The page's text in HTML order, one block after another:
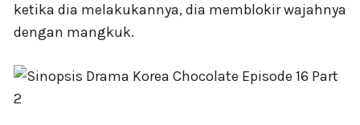
ketika dia melakukannya, dia memblokir wajahnya
dengan mangkuk.